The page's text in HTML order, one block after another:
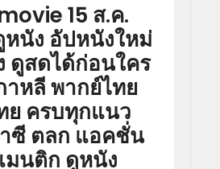
15 ส.ค.
นัง อัปหนังใหม่
ดูสดได้ก่อนใคร
าหลี พากย์ไทย
ย ครบทุกแนว
ซี ตลก แอคชั่น
มนติก ดูหนัง